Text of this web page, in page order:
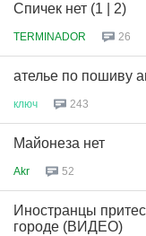
Спичек нет (1 | 2)
TERMINADOR 26
ателье по пошиву
ключ 243
Майонеза нет
Akr 52
Иностранцы
городе (ВИДЕО)